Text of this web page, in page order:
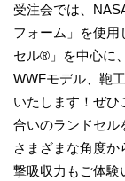
受注会では、
フォーム」を使用
セル®」を中心に
WWFモデル、鞄
いたします！ぜひ
合いのランドセル
さまざまな角度
撃吸収力もご体験